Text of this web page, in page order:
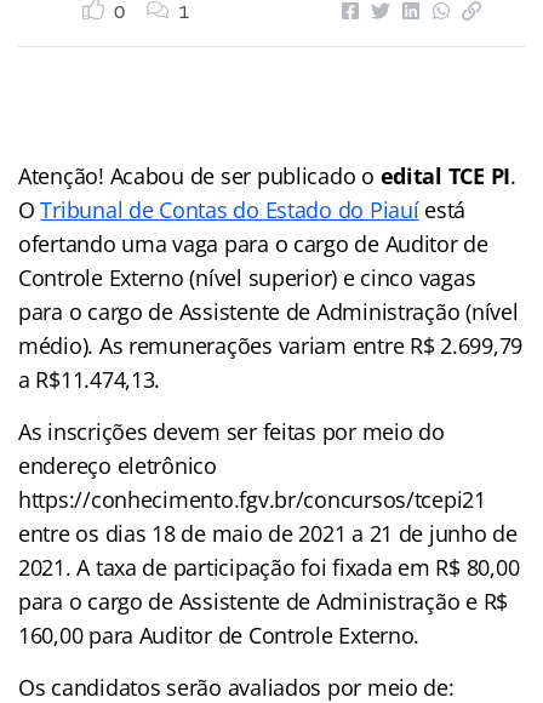
0 1
Atenção! Acabou de ser publicado o edital TCE PI.
OTribunal de Contas do Estado do Piauíestá
ofertando uma vaga para o cargo de Auditor de
Controle Externo (nível superior) e cinco vagas
para o cargo de Assistente de Administração (nível
médio). As remunerações variam entre R$ 2.699,79
a R$11.474,13.
As inscrições devem ser feitas por meio do
endereço eletrônico
https://conhecimento.fgv.br/concursos/tcepi21
entre os dias 18 de maio de 2021 a 21 de junho de
2021. A taxa de participação foi fixada em R$ 80,00
para o cargo de Assistente de Administração e R$
160,00 para Auditor de Controle Externo.
Os candidatos serão avaliados por meio de: